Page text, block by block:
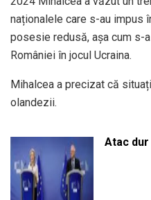
naționalele care s-au impus
posesie redusă, așa cum s-
României în jocul Ucraina.
Mihalcea a precizat că
olandezii.
Atac dur